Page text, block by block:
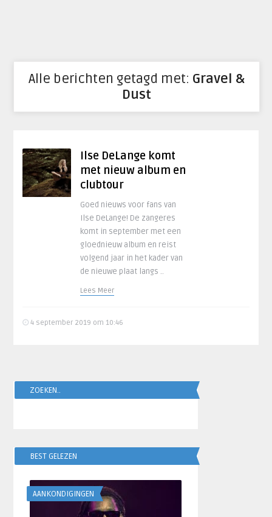
Alle berichten getagd met: Gravel &
Dust
Ilse DeLange komt
met nieuw album en
clubtour
Goed nieuws voor fans van
Ilse DeLange! De zangeres
komt in september met een
gloednieuw album en reist
volgend jaar in het kader van
de nieuwe plaat langs ..
Lees Meer
4 september 2019 om 10:46
ZOEKEN..
BEST GELEZEN
AANKONDIGINGEN